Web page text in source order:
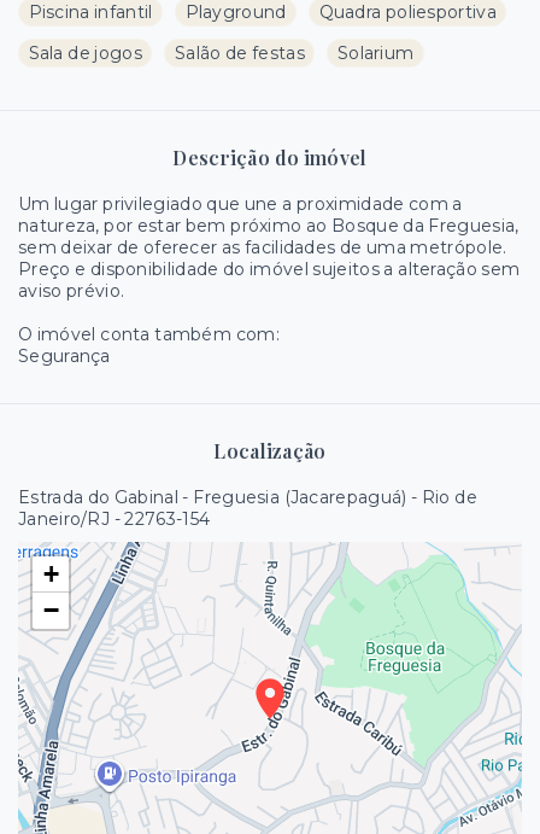
Piscina infantil
Playground
Quadra poliesportiva
Sala de jogos
Salão de festas Solarium
Descrição do imóvel
Um lugar privilegiado que une a proximidade com a
natureza, por estar bem próximo ao Bosque da Freguesia,
sem deixar de oferecer as facilidades de uma metrópole.
Preço e disponibilidade do imóvel sujeitos a alteração sem
aviso prévio.
O imóvel conta também com:
Segurança
Localização
Estrada do Gabinal - Freguesia (Jacarepaguá) - Rio de
Janeiro/RJ - 22763-154
+
−